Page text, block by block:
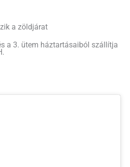
a zöldjárat
a 3. ütem háztartásaiból szállítja